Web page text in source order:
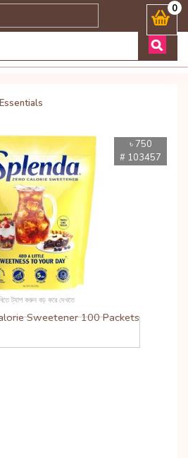
কল করুনঃ ( Whatsapp ) 0
৳ 750
# 103457
ট্যাপ করুন বড় করে দেখতে